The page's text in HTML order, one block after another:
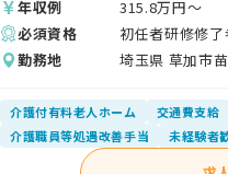
年収例
315.8万円〜
必須資格
初任者研修修
勤務地
埼玉県 草加市
介護付有料老人ホーム 交通費支給
介護職員等処遇改善手当
未経験者